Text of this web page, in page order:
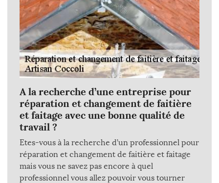
A la recherche d’une entreprise pour
réparation et changement de faitière
et faitage avec une bonne qualité de
travail ?
Etes-vous à la recherche d’un professionnel pour
réparation et changement de faitière et faitage
mais vous ne savez pas encore à quel
professionnel vous allez pouvoir vous tourner